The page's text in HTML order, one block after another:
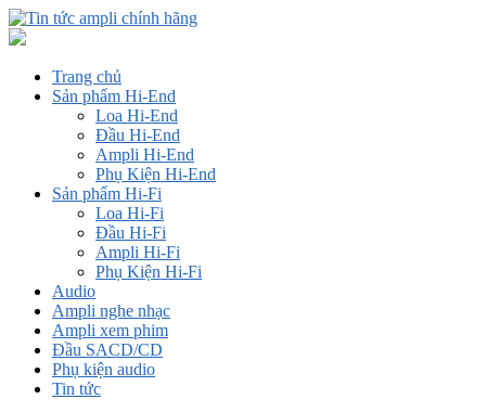
Trang chủ
Sản phẩm Hi-End
Loa Hi-End
Đầu Hi-End
Ampli Hi-End
Phụ Kiện Hi-End
Sản phẩm Hi-Fi
Loa Hi-Fi
Đầu Hi-Fi
Ampli Hi-Fi
Phụ Kiện Hi-Fi
Audio
Ampli nghe nhạc
Ampli xem phim
Đầu SACD/CD
Phụ kiện audio
Tin tức